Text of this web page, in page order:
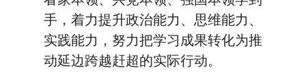
手，着力提升政治能力、思维能力、
实践能力，努力把学习成果转化为推
动延边跨越赶超的实际行动。